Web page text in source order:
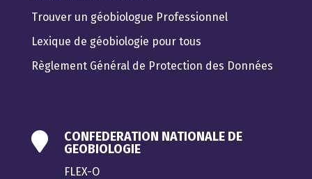
Trouver un géobiologue Professionnel
Lexique de géobiologie pour tous
Règlement Général de Protection des Données

CONFEDERATION NATIONALE DE
GEOBIOLOGIE
FLEX-O